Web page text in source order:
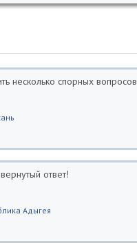
несколько спорных
ответ!
Адыгея